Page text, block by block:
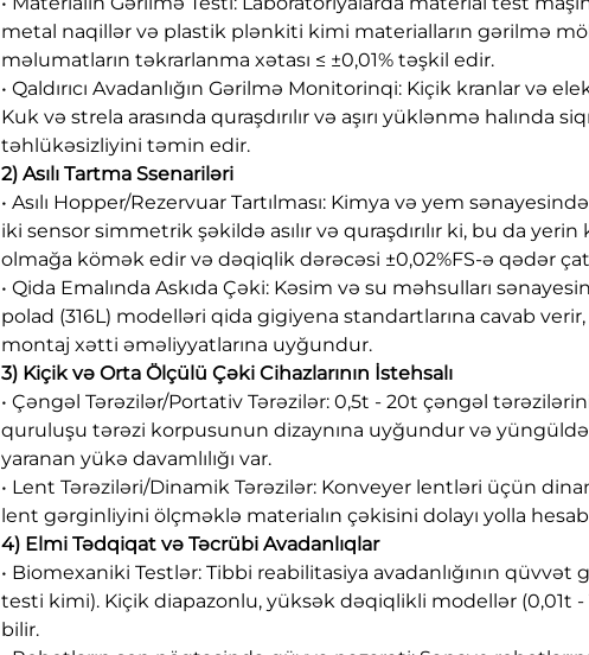
metal naqillər və plastik plənkiti kimi materialların gərilmə
məlumatların təkrarlanma xətası ≤ ±0,01% təşkil edir.
• Qaldırıcı Avadanlığın Gərilmə Monitorinqi: Kiçik kranlar
Kuk və strela arasında quraşdırılır və aşırı yüklənmə halında
təhlükəsizliyini təmin edir.
2) Asılı Tartma Ssenariləri
• Asılı Hopper/Rezervuar Tartılması: Kimya və yem
iki sensor simmetrik şəkildə asılır və quraşdırılır ki, bu da
olmağa kömək edir və dəqiqlik dərəcəsi ±0,02%FS-ə qədər
• Qida Emalında Askıda Çəki: Kəsim və su məhsulları
polad (316L) modelləri qida gigiyena standartlarına cavab
montaj xətti əməliyyatlarına uyğundur.
3) Kiçik və Orta Ölçülü Çəki Cihazlarının İstehsalı
• Çəngəl Tərəzilər/Portativ Tərəzilər: 0,5t - 20t çəngəl
quruluşu tərəzi korpusunun dizaynına uyğundur və
yaranan yükə davamlılığı var.
• Lent Tərəziləri/Dinamik Tərəzilər: Konveyer lentləri üçün
lent gərginliyini ölçməklə materialın çəkisini dolayı yolla
4) Elmi Tədqiqat və Təcrübi Avadanlıqlar
• Biomexaniki Testlər: Tibbi reabilitasiya avadanlığının
testi kimi). Kiçik diapazonlu, yüksək dəqiqlikli modellər
bilir.